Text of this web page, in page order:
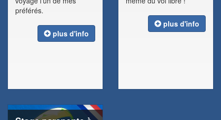
préférés.
plus d'info
plus d'info